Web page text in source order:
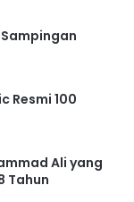
Resmi 100
Ali yang
Tahun